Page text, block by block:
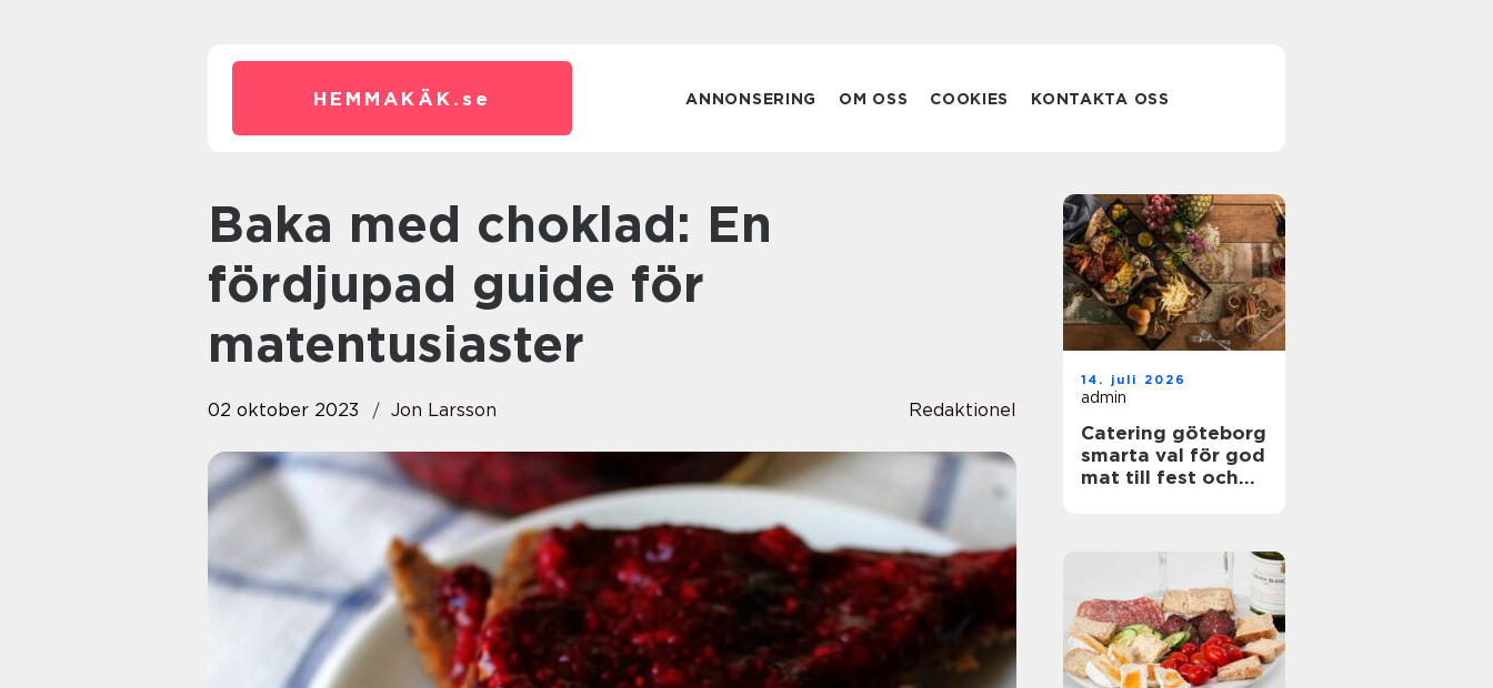
HEMMAKÄK. se ANNONSERING OM OSS COOKIES KONTAKTA OSS
Baka med choklad: En
fördjupad guide för
matentusiaster
02 oktober 2023 Jon Larsson Redaktionel
14. juli 2026
admin
Catering göteborg
smarta val för god
mat till fest och